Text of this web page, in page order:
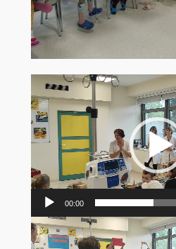
Odtwarzacz
video
00:00
Odtwarzacz
video